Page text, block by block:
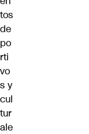
tos
de
po
rti
vo
s y
cul
tur
ale